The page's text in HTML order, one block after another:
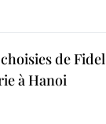
de Fidel
à Hanoi